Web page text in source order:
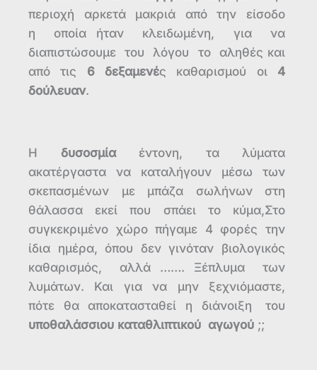
περιοχή αρκετά μακριά από την είσοδο
η οποία ήταν κλειδωμένη, για να
διαπιστώσουμε του λόγου το αληθές και
από τις 6 δεξαμενές καθαρισμού οι
4
δούλευαν.
Η δυσοσμία
έντονη, τα λύματα
ακατέργαστα να καταλήγουν μέσω των
σκεπασμένων με μπάζα σωλήνων στη
θάλασσα εκεί που σπάει το κύμα,Στο
συγκεκριμένο χώρο πήγαμε 4 φορές την
ίδια ημέρα, όπου δεν γινόταν βιολογικός
καθαρισμός, αλλά ……. Ξέπλυμα των
λυμάτων. Και για να μην ξεχνιόμαστε,
πότε θα αποκατασταθεί η διάνοιξη του
υποθαλάσσιου καταθλιπτικού αγωγού ;;